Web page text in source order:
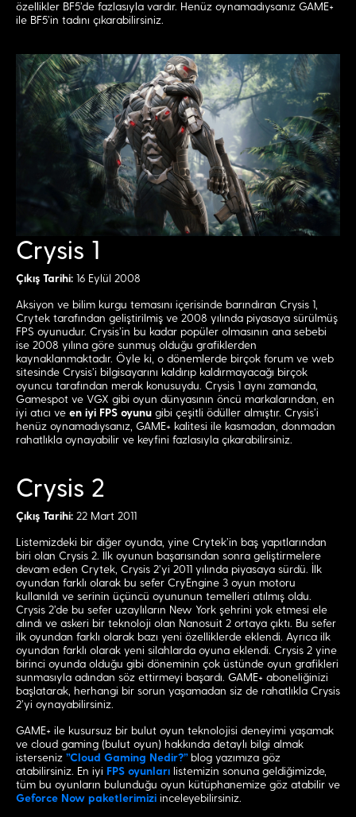
özellikler BF5’de fazlasıyla vardır. Henüz oynamadıysanız GAME+
ile BF5’in tadını çıkarabilirsiniz.
Crysis 1
Çıkış Tarihi: 16 Eylül 2008
Aksiyon ve bilim kurgu temasını içerisinde barındıran Crysis 1,
Crytek tarafından geliştirilmiş ve 2008 yılında piyasaya sürülmüş
FPS oyunudur. Crysis’in bu kadar popüler olmasının ana sebebi
ise 2008 yılına göre sunmuş olduğu grafiklerden
kaynaklanmaktadır. Öyle ki, o dönemlerde birçok forum ve web
sitesinde Crysis’i bilgisayarını kaldırıp kaldırmayacağı birçok
oyuncu tarafından merak konusuydu. Crysis 1 aynı zamanda,
Gamespot ve VGX gibi oyun dünyasının öncü markalarından, en
iyi atıcı ve en iyi FPS oyunu gibi çeşitli ödüller almıştır. Crysis’i
henüz oynamadıysanız, GAME+ kalitesi ile kasmadan, donmadan
rahatlıkla oynayabilir ve keyfini fazlasıyla çıkarabilirsiniz.
Crysis 2
Çıkış Tarihi: 22 Mart 2011
Listemizdeki bir diğer oyunda, yine Crytek’in baş yapıtlarından
biri olan Crysis 2. İlk oyunun başarısından sonra geliştirmelere
devam eden Crytek, Crysis 2’yi 2011 yılında piyasaya sürdü. İlk
oyundan farklı olarak bu sefer CryEngine 3 oyun motoru
kullanıldı ve serinin üçüncü oyununun temelleri atılmış oldu.
Crysis 2’de bu sefer uzaylıların New York şehrini yok etmesi ele
alındı ve askeri bir teknoloji olan Nanosuit 2 ortaya çıktı. Bu sefer
ilk oyundan farklı olarak bazı yeni özelliklerde eklendi. Ayrıca ilk
oyundan farklı olarak yeni silahlarda oyuna eklendi. Crysis 2 yine
birinci oyunda olduğu gibi döneminin çok üstünde oyun grafikleri
sunmasıyla adından söz ettirmeyi başardı. GAME+ aboneliğinizi
başlatarak, herhangi bir sorun yaşamadan siz de rahatlıkla Crysis
2’yi oynayabilirsiniz.
GAME+ ile kusursuz bir bulut oyun teknolojisi deneyimi yaşamak
ve cloud gaming (bulut oyun) hakkında detaylı bilgi almak
isterseniz "Cloud Gaming Nedir?" blog yazımıza göz
atabilirsiniz. En iyi FPS oyunları listemizin sonuna geldiğimizde,
tüm bu oyunların bulunduğu oyun kütüphanemize göz atabilir ve
Geforce Now paketlerimizi inceleyebilirsiniz.